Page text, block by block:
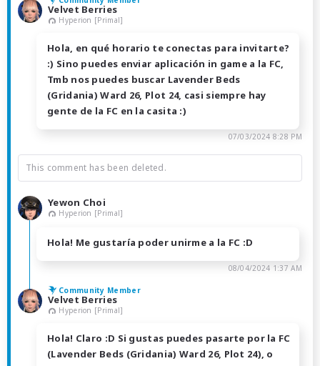
Velvet Berries
Hyperion [Primal]
Hola, en qué horario te conectas para invitarte?
:) Sino puedes enviar aplicación in game a la FC,
Tmb nos puedes buscar Lavender Beds
(Gridania) Ward 26, Plot 24, casi siempre hay
gente de la FC en la casita :)
07/03/2024 8:28 PM
This comment has been deleted.
Yewon Choi
Hyperion [Primal]
Hola! Me gustaría poder unirme a la FC :D
08/04/2024 1:37 AM
Community Member
Velvet Berries
Hyperion [Primal]
Hola! Claro :D Si gustas puedes pasarte por la FC
(Lavender Beds (Gridania) Ward 26, Plot 24), o